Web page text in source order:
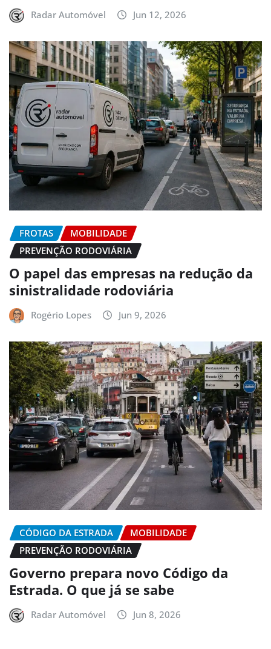
Radar Automóvel Jun 12, 2026
FROTAS
MOBILIDADE
PREVENÇÃO RODOVIÁRIA
O papel das empresas na redução da
sinistralidade rodoviária
Rogério Lopes Jun 9, 2026
CÓDIGO DA ESTRADA
MOBILIDADE
PREVENÇÃO RODOVIÁRIA
Governo prepara novo Código da
Estrada. O que já se sabe
Radar Automóvel Jun 8, 2026